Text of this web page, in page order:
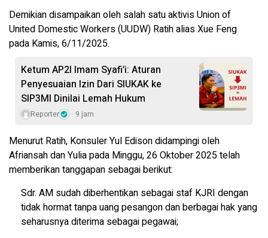
Demikian disampaikan oleh salah satu aktivis Union of
United Domestic Workers (UUDW) Ratih alias Xue Feng
pada Kamis, 6/11/2025.
Ketum AP2I Imam Syafi’i: Aturan
Penyesuaian Izin Dari SIUKAK ke
SIP3MI Dinilai Lemah Hukum
Reporter 9 jam
Menurut Ratih, Konsuler Yul Edison didampingi oleh
Afriansah dan Yulia pada Minggu, 26 Oktober 2025 telah
memberikan tanggapan sebagai berikut:
Sdr. AM sudah diberhentikan sebagai staf KJRI dengan
tidak hormat tanpa uang pesangon dan berbagai hak yang
seharusnya diterima sebagai pegawai;